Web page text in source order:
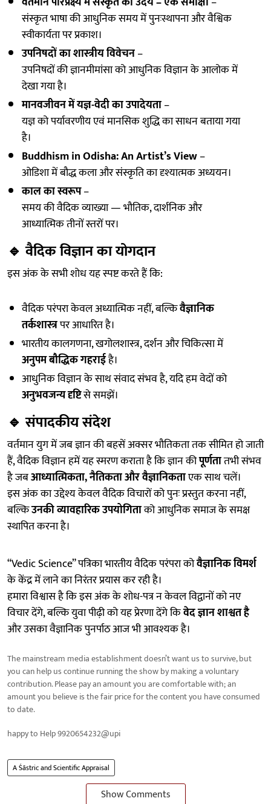
संस्कृत भाषा की आधुनिक समय में पुनःस्थापना और वैश्विक
स्वीकार्यता पर प्रकाश।
उपनिषदों का शास्त्रीय विवेचन–
उपनिषदों की ज्ञानमीमांसा को आधुनिक विज्ञान के आलोक में
देखा गया है।
मानवजीवन में यज्ञ-वेदी का उपादेयता–
यज्ञ को पर्यावरणीय एवं मानसिक शुद्धि का साधन बताया गया
है।
Buddhism in Odisha: An Artist’s View–
ओडिशा में बौद्ध कला और संस्कृति का दृश्यात्मक अध्ययन।
काल का स्वरूप–
समय की वैदिक व्याख्या — भौतिक, दार्शनिक और
आध्यात्मिक तीनों स्तरों पर।
🔹वैदिक विज्ञान का योगदान
इस अंक के सभी शोध यह स्पष्ट करते हैं कि:
वैदिक परंपरा केवल अध्यात्मिक नहीं, बल्किवैज्ञानिक
तर्कशास्त्रपर आधारित है।
भारतीय कालगणना, खगोलशास्त्र, दर्शन और चिकित्सा में
अनुपम बौद्धिक गहराईहै।
आधुनिक विज्ञान के साथ संवाद संभव है, यदि हम वेदों को
अनुभवजन्य दृष्टिसे समझें।
🔹संपादकीय संदेश
वर्तमान युग में जब ज्ञान की बहसें अक्सर भौतिकता तक सीमित हो जाती
हैं, वैदिक विज्ञान हमें यह स्मरण कराता है कि ज्ञान कीपूर्णतातभी संभव
है जबआध्यात्मिकता, नैतिकता और वैज्ञानिकताएक साथ चलें।
इस अंक का उद्देश्य केवल वैदिक विचारों को पुनः प्रस्तुत करना नहीं,
बल्किउनकी व्यावहारिक उपयोगिताको आधुनिक समाज के समक्ष
स्थापित करना है।
“Vedic Science” पत्रिका भारतीय वैदिक परंपरा कोवैज्ञानिक विमर्श
के केंद्र में लाने का निरंतर प्रयास कर रही है।
हमारा विश्वास है कि इस अंक के शोध-पत्र न केवल विद्वानों को नए
विचार देंगे, बल्कि युवा पीढ़ी को यह प्रेरणा देंगे किवेद ज्ञान शाश्वत है
और उसका वैज्ञानिक पुनर्पाठ आज भी आवश्यक है।
The mainstream media establishment doesn’t want us to survive, but
you can help us continue running the show by making a voluntary
contribution. Please pay an amount you are comfortable with; an
amount you believe is the fair price for the content you have consumed
to date.
happy to Help 9920654232@upi
A Śāstric and Scientific Appraisal
Show Comments